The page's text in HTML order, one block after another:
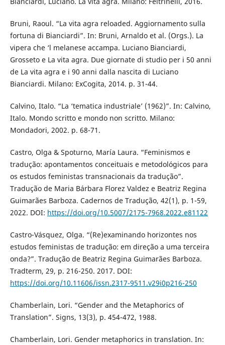
Bruni, Raoul. “La vita agra reloaded. Aggiornamento sulla
fortuna di Bianciardi”. In: Bruni, Arnaldo et al. (Orgs.). La
vipera che ‘l melanese accampa. Luciano Bianciardi,
Grosseto e La vita agra. Due giornate di studio per i 50 anni
de La vita agra e i 90 anni dalla nascita di Luciano
Bianciardi. Milano: ExCogita, 2014. p. 31-44.
Calvino, Italo. “La ‘tematica industriale’ (1962)”. In: Calvino,
Italo. Mondo scritto e mondo non scritto. Milano:
Mondadori, 2002. p. 68-71.
Castro, Olga & Spoturno, María Laura. “Feminismos e
tradução: apontamentos conceituais e metodológicos para
os estudos feministas transnacionais da tradução”.
Tradução de Maria Bárbara Florez Valdez e Beatriz Regina
Guimarães Barboza. Cadernos de Tradução, 42(1), p. 1-59,
2022. DOI: https://doi.org/10.5007/2175-7968.2022.e81122
Castro-Vásquez, Olga. “(Re)examinando horizontes nos
estudos feministas de tradução: em direção a uma terceira
onda?”. Tradução de Beatriz Regina Guimarães Barboza.
Tradterm, 29, p. 216-250. 2017. DOI:
https://doi.org/10.11606/issn.2317-9511.v29i0p216-250
Chamberlain, Lori. “Gender and the Metaphorics of
Translation”. Signs, 13(3), p. 454-472, 1988.
Chamberlain, Lori. Gender metaphorics in translation. In: